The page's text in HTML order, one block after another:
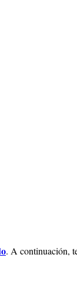
. A continuación,